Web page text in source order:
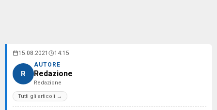
15.08.2021 14:15
R
AUTORE
Redazione
Redazione
Tutti gli articoli →